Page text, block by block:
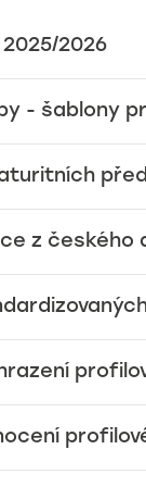
2026
- šablony
z českého